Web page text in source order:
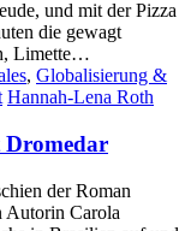
und mit der Pizza
die gewagt
Limette…
, Globalisierung &
Hannah-Lena Roth
Dromedar
der Roman
Autorin Carola